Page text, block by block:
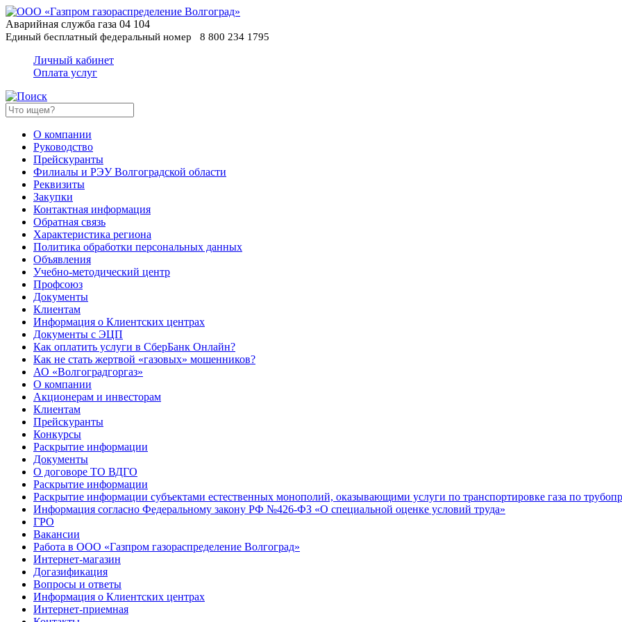
Аварийная служба газа 04 104
Единый бесплатный федеральный номер
8 800 234 1795
Личный кабинет
Оплата услуг
О компании
Руководство
Прейскуранты
Филиалы и РЭУ Волгоградской области
Реквизиты
Закупки
Контактная информация
Обратная связь
Характеристика региона
Политика обработки персональных данных
Oбъявления
Учебно-методический центр
Профсоюз
Документы
Клиентам
Информация о Клиентских центрах
Документы с ЭЦП
Как оплатить услуги в СберБанк Онлайн?
Как не стать жертвой «газовых» мошенников?
АО «Волгоградгоргаз»
О компании
Акционерам и инвесторам
Клиентам
Прейскуранты
Конкурсы
Раскрытие информации
Документы
О договоре ТО ВДГО
Раскрытие информации
Раскрытие информации субъектами естественных монополий, оказывающими услуги по транспортировке газа по
Информация согласно Федеральному закону РФ №426-ФЗ «О специальной оценке условий труда»
ГРО
Вакансии
Работа в ООО «Газпром газораспределение Волгоград»
Интернет-магазин
Догазификация
Вопросы и ответы
Информация о Клиентских центрах
Интернет-приемная